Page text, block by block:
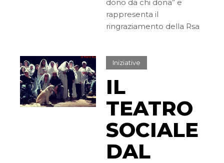
dono da chi dona” e
rappresenta il
ringraziamento della Rsa
Iniziative
IL
TEATRO
SOCIALE
DAL